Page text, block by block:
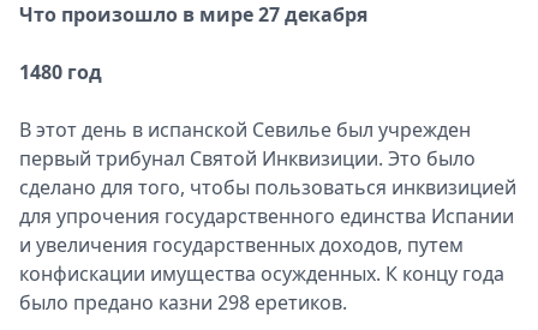
Что произошло в мире 27 декабря
1480 год
В этот день в испанской Севилье был учрежден
первый трибунал Святой Инквизиции. Это было
сделано для того, чтобы пользоваться инквизицией
для упрочения государственного единства Испании
и увеличения государственных доходов, путем
конфискации имущества осужденных. К концу года
было предано казни 298 еретиков.